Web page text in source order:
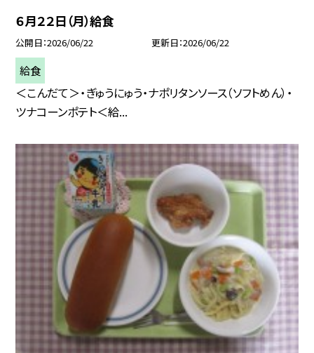
６月２２日（月）給食
公開日 2026/06/22 更新日 2026/06/22
給食
＜こんだて＞・ぎゅうにゅう・ナポリタンソース（ソフトめん）・
ツナコーンポテト＜給...